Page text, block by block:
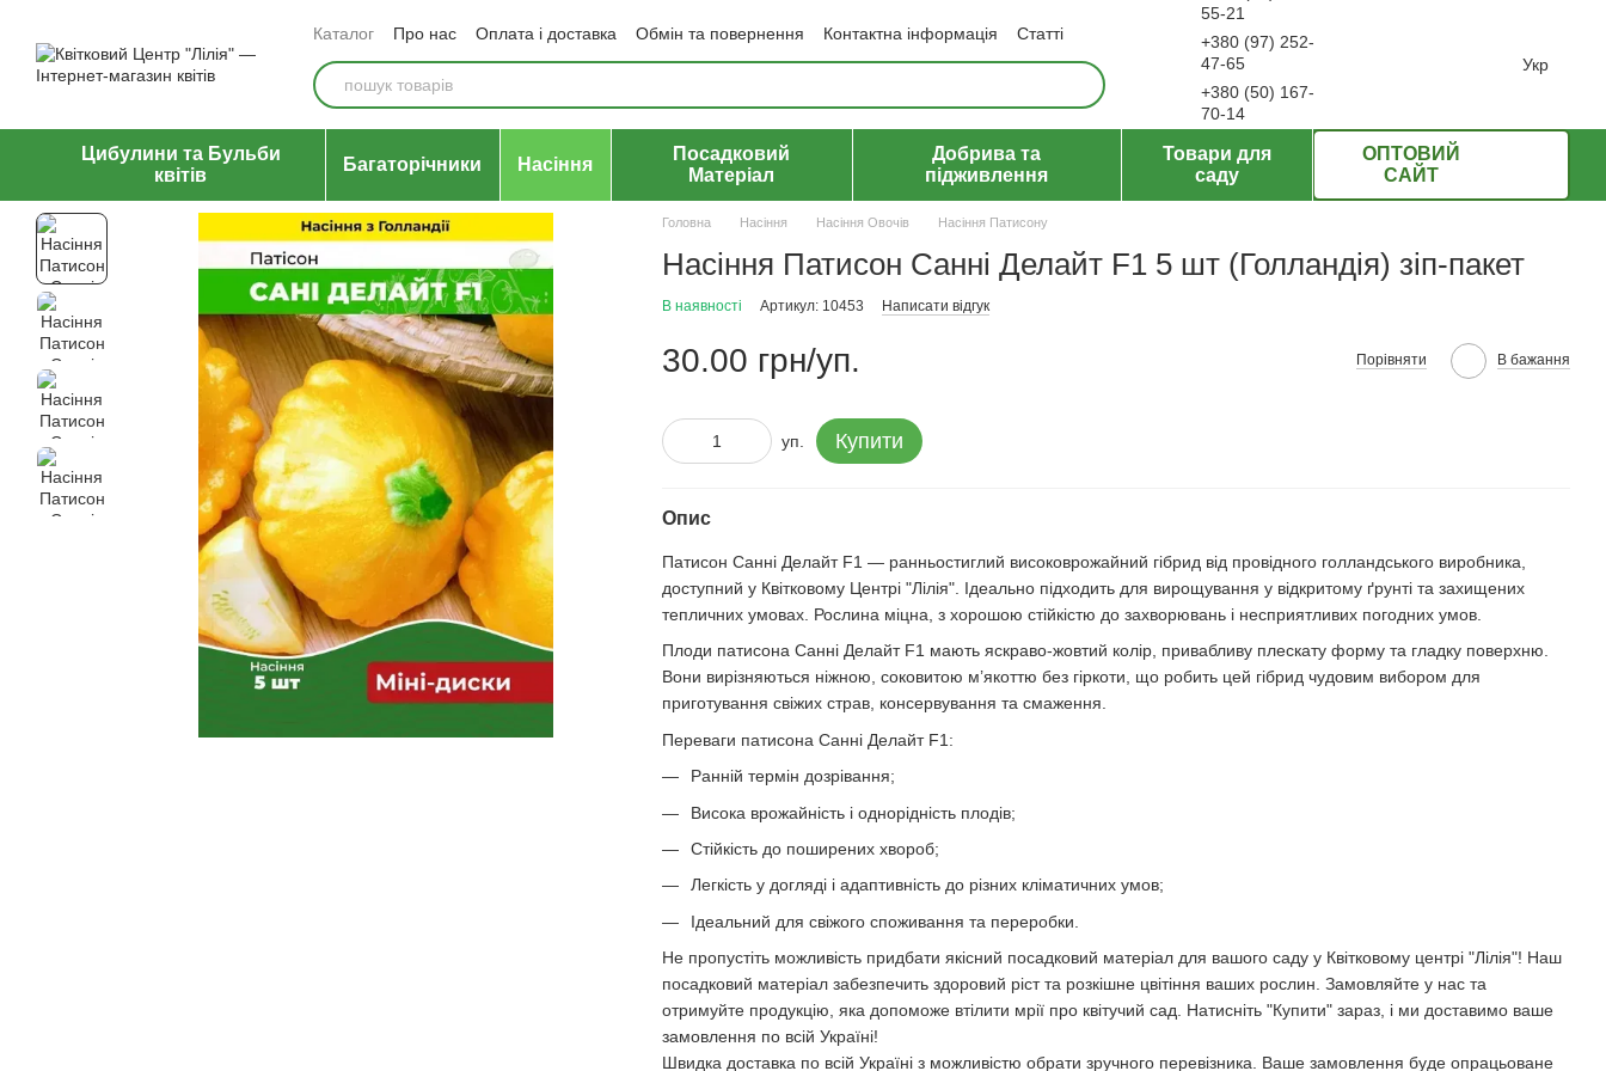
Каталог Про нас Оплата і доставка Обмін та повернення Контактна інформація
Статті
Відгуки про магазин
Угода користувача Політика конфіденційності Договір публічної оферти
55-21
+380 (97) 252-
47-65
+380 (50) 167-
70-14
Укр
Цибулини та Бульби
квітів
Багаторічники Насіння
Посадковий
Матеріал
Добрива та
підживлення
Товари для
саду
ОПТОВИЙ
САЙТ
Головна Насіння Насіння Овочів Насіння Патисону
Насіння Патисон Санні Делайт F1 5 шт (Голландія) зіп-пакет
В наявності Артикул: 10453 Написати відгук
30.00 грн/уп. Порівняти В бажання
уп. Купити
Опис
Патисон Санні Делайт F1 — ранньостиглий високоврожайний гібрид від провідного голландського виробника,
доступний у Квітковому Центрі "Лілія". Ідеально підходить для вирощування у відкритому ґрунті та захищених
тепличних умовах. Рослина міцна, з хорошою стійкістю до захворювань і несприятливих погодних умов.
Плоди патисона Санні Делайт F1 мають яскраво-жовтий колір, привабливу плескату форму та гладку поверхню.
Вони вирізняються ніжною, соковитою м’якоттю без гіркоти, що робить цей гібрид чудовим вибором для
приготування свіжих страв, консервування та смаження.
Переваги патисона Санні Делайт F1:
Ранній термін дозрівання;
Висока врожайність і однорідність плодів;
Стійкість до поширених хвороб;
Легкість у догляді і адаптивність до різних кліматичних умов;
Ідеальний для свіжого споживання та переробки.
Не пропустіть можливість придбати якісний посадковий матеріал для вашого саду у Квітковому центрі "Лілія"! Наш
посадковий матеріал забезпечить здоровий ріст та розкішне цвітіння ваших рослин. Замовляйте у нас та
отримуйте продукцію, яка допоможе втілити мрії про квітучий сад. Натисніть "Купити" зараз, і ми доставимо ваше
замовлення по всій Україні!
Швидка доставка по всій Україні з можливістю обрати зручного перевізника. Ваше замовлення буде опрацьоване